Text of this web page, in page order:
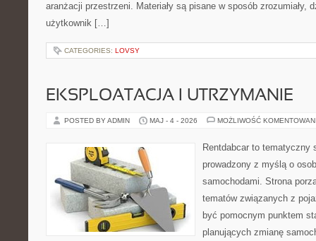
aranżacji przestrzeni. Materiały są pisane w sposób zrozumiały,
użytkownik […]
CATEGORIES: LOVSY
EKSPLOATACJA I UTRZYMANIE
POSTED BY ADMIN MAJ - 4 - 2026 MOŻLIWOŚĆ
Rentdabcar to tematyczny
prowadzony z myślą o
samochodami. Strona
tematów związanych z
być pomocnym punktem
planujących zmianę